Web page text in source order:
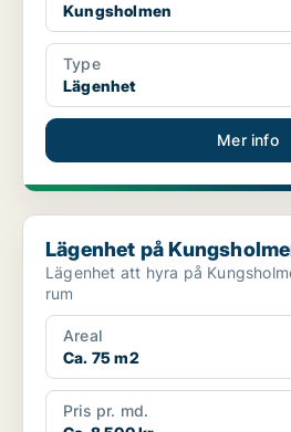
Kungsholmen
Type
Lägenhet
Mer info
Lägenhet på Kungsholmen
Lägenhet på
Lägenhet att hyra på Kungsholmen Bostaden
rum
Areal
Ca. 75 m2
Pris pr. md.